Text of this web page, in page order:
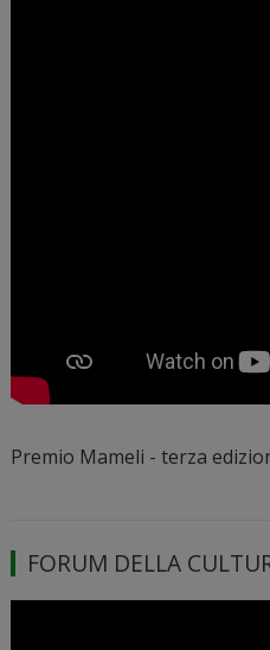
Premio Mameli - terza
FORUM DELLA